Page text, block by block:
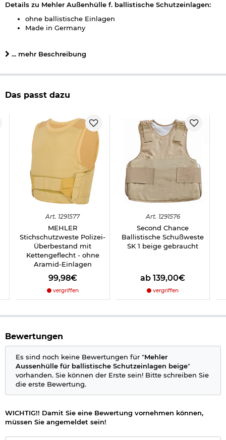
Details zu Mehler Außenhülle f. ballistische Schutzeinlagen:
ohne ballistische Einlagen
Made in Germany
wasserabweisend
Material: 50% Polyester, 50% Baumwolle
Marke: Mehler
Verantwortliche Person für die EU
... mehr Beschreibung
Das passt dazu
Art. 1291577
MEHLER
Stichschutzweste Polizei-
Überbestand mit
Kettengeflecht - ohne
Aramid-Einlagen
99,98€
vergriffen
Art. 1291576
Second Chance
Ballistische Schußweste
SK 1 beige gebraucht
ab 139,00€
vergriffen
Bewertungen
Es sind noch keine Bewertungen für "Mehler
Aussenhülle für ballistische Schutzeinlagen beige"
vorhanden. Sie können der Erste sein! Bitte schreiben Sie
die erste Bewertung.
WICHTIG!! Damit Sie eine Bewertung vornehmen können,
müssen Sie angemeldet sein!